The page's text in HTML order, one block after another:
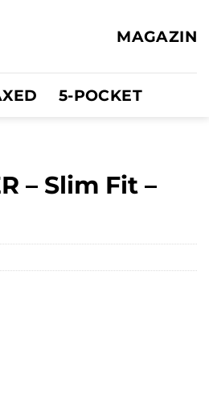
MAGAZIN
5-POCKET
– Slim Fit –